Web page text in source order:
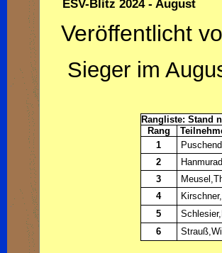
ESV-Blitz 2024 - August
Veröffentlicht
Sieger im
Rangliste: Stand
Rang
1
2
3
4
5
6